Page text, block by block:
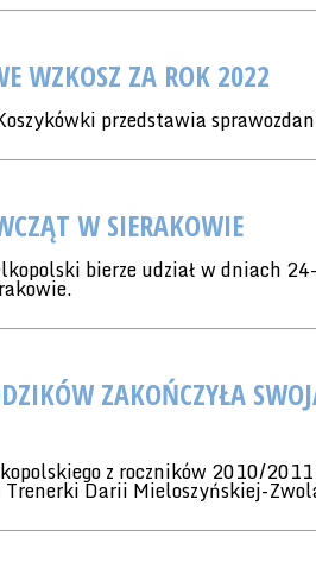
WZKOSZ ZA ROK 2022
przedstawia
W SIERAKOWIE
bierze udział w dniach
ZAKOŃCZYŁA
z roczników 2010/2011
Darii Mieloszyńskiej-